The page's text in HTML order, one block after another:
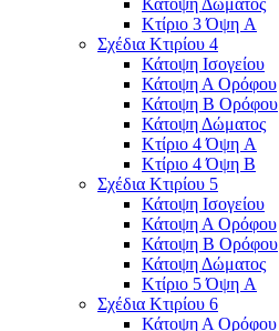
Κάτοψη Δώματος
Κτίριο 3 Όψη A
Σχέδια Κτιρίου 4
Κάτοψη Ισογείου
Κάτοψη Α Ορόφου
Κάτοψη Β Ορόφου
Κάτοψη Δώματος
Κτίριο 4 Όψη A
Κτίριο 4 Όψη Β
Σχέδια Κτιρίου 5
Κάτοψη Ισογείου
Κάτοψη Α Ορόφου
Κάτοψη Β Ορόφου
Κάτοψη Δώματος
Κτίριο 5 Όψη A
Σχέδια Κτιρίου 6
Κάτοψη Α Ορόφου